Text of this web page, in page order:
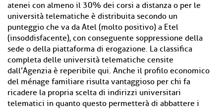
atenei con almeno il 30% dei corsi a distanza o per le
università telematiche è distribuita secondo un
punteggio che va da Atel (molto positivo) a Etel
(insoddisfacente), con conseguente soppressione della
sede o della piattaforma di erogazione. La classifica
completa delle università telematiche censite
dall’Agenzia è reperibile qui. Anche il profilo economico
del ménage familiare risulta vantaggioso per chi fa
ricadere la propria scelta di indirizzi universitari
telematici in quanto questo permetterà di abbattere i